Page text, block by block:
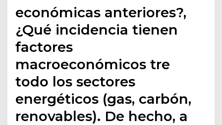
económicas anteriores?,
¿Qué incidencia tienen
factores
macroeconómicos tre
todo los sectores
energéticos (gas, carbón,
renovables). De hecho, a